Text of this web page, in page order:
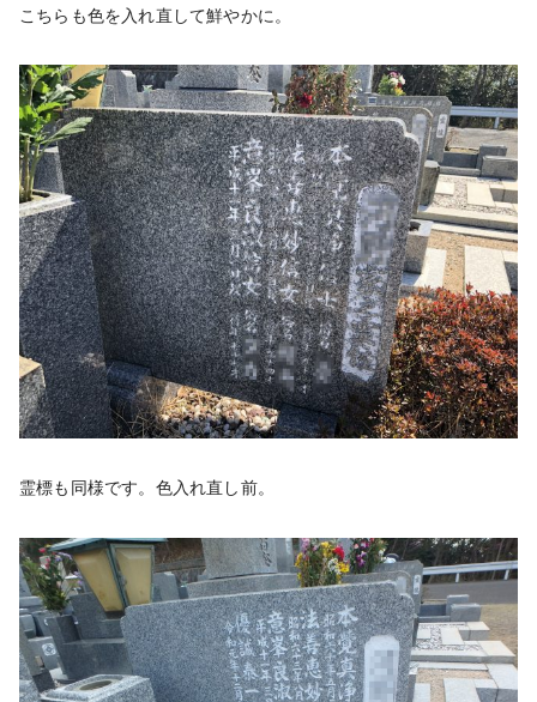
こちらも色を入れ直して鮮やかに。
霊標も同様です。色入れ直し前。